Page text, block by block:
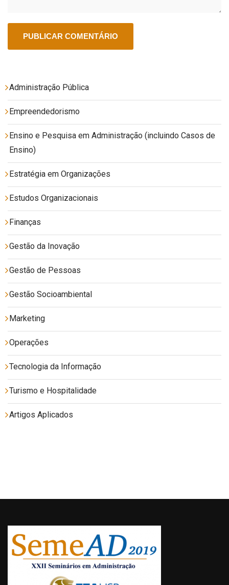
Administração Pública
Empreendedorismo
Ensino e Pesquisa em Administração (incluindo Casos de
Ensino)
Estratégia em Organizações
Estudos Organizacionais
Finanças
Gestão da Inovação
Gestão de Pessoas
Gestão Socioambiental
Marketing
Operações
Tecnologia da Informação
Turismo e Hospitalidade
Artigos Aplicados